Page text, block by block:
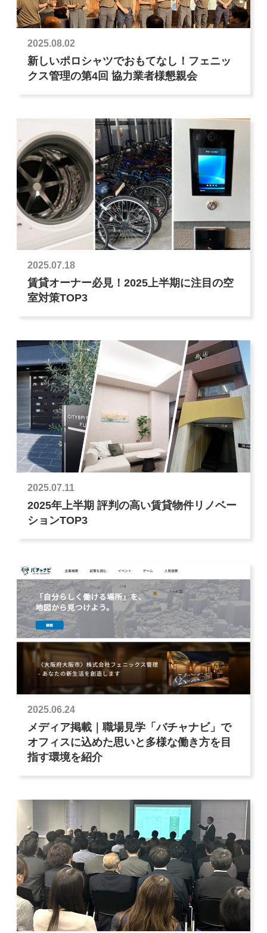
2025.08.02
新しいポロシャツでおもてなし！フェニッ
クス管理の第4回 協力業者様懇親会
2025.07.18
賃貸オーナー必見！2025上半期に注目の空
室対策TOP3
2025.07.11
2025年上半期 評判の高い賃貸物件リノベー
ションTOP3
2025.06.24
メディア掲載｜職場見学「バチャナビ」で
オフィスに込めた思いと多様な働き方を目
指す環境を紹介